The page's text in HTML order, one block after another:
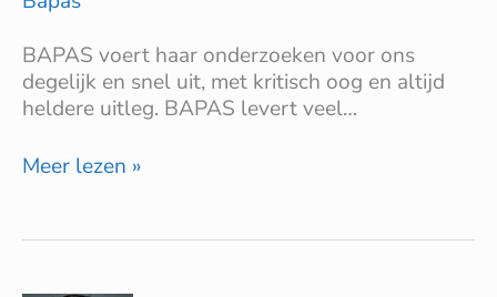
BAPAS voert haar onderzoeken voor ons
degelijk en snel uit, met kritisch oog en altijd
heldere uitleg. BAPAS levert veel…
Meer lezen »